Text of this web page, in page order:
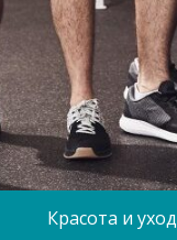
Красота и уход